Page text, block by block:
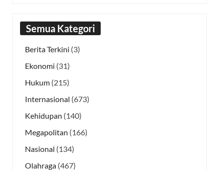
Semua Kategori
Berita Terkini (3)
Ekonomi (31)
Hukum (215)
Internasional (673)
Kehidupan (140)
Megapolitan (166)
Nasional (134)
Olahraga (467)